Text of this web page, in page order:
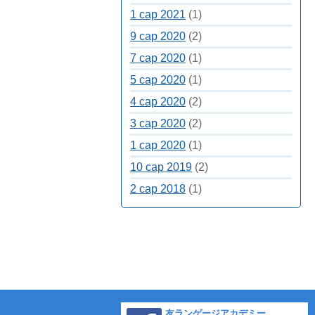
1 сар 2021 (1)
9 сар 2020 (2)
7 сар 2020 (1)
5 сар 2020 (1)
4 сар 2020 (2)
3 сар 2020 (2)
1 сар 2020 (1)
10 сар 2019 (2)
2 сар 2018 (1)